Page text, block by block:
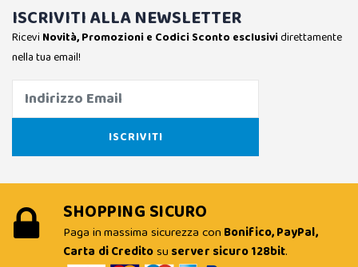
ISCRIVITI ALLA NEWSLETTER
Ricevi Novità, Promozioni e Codici Sconto esclusividirettamente
nella tua email!
SHOPPING SICURO
Paga in massima sicurezza con Bonifico, PayPal,
Carta di Creditosu server sicuro 128bit.